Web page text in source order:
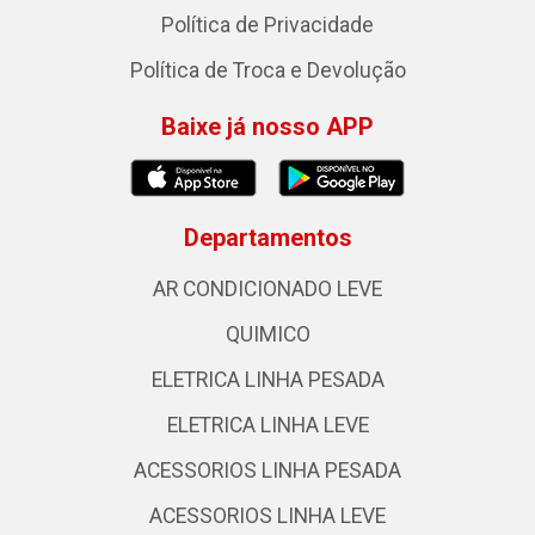
Política de Privacidade
Política de Troca e Devolução
Baixe já nosso APP
Departamentos
AR CONDICIONADO LEVE
QUIMICO
ELETRICA LINHA PESADA
ELETRICA LINHA LEVE
ACESSORIOS LINHA PESADA
ACESSORIOS LINHA LEVE